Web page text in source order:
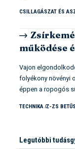
CSILLAGÁSZAT ÉS
működése
Vajon
folyékony növényi
éppen a ropogós
TECHNIKA Z-ZS
Legutóbbi